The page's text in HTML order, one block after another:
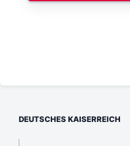
DEUTSCHES KAISERREICH